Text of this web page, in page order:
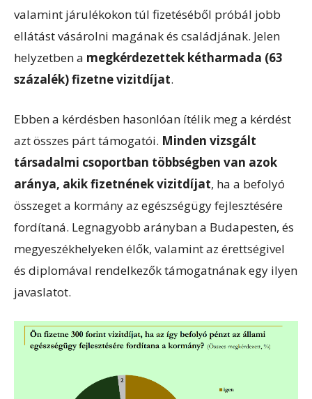
valamint járulékokon túl fizetéséből próbál jobb
ellátást vásárolni magának és családjának. Jelen
helyzetben a megkérdezettek kétharmada (63
százalék) fizetne vizitdíjat.
Ebben a kérdésben hasonlóan ítélik meg a kérdést
azt összes párt támogatói. Minden vizsgált
társadalmi csoportban többségben van azok
aránya, akik fizetnének vizitdíjat, ha a befolyó
összeget a kormány az egészségügy fejlesztésére
fordítaná. Legnagyobb arányban a Budapesten, és
megyeszékhelyeken élők, valamint az érettségivel
és diplomával rendelkezők támogatnának egy ilyen
javaslatot.